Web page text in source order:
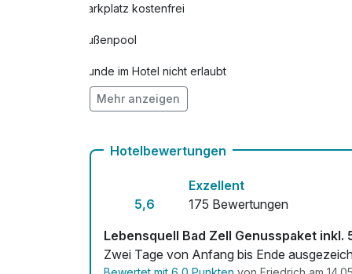
Entspannungs-Rückenmassage 2026
Fußreflexzonenmassage 2026
Honigmassage (entgiftend,
Hot Stone-Teilmassage 2026
Parkplatz kostenfrei
Außenpool
Hunde im Hotel nicht erlaubt
Fahrradverleih
Mehr anzeigen
Hotelbewertungen
5,6
Exzellent
175 Bewertungen
Lebensquell Bad Zell Genusspaket inkl.
Zwei Tage von Anfang bis Ende